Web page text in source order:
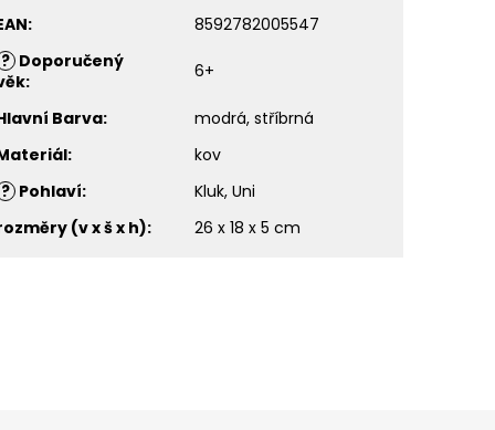
:
8592782005547
? Doporučený
: 6+
Barva:
modrá, stříbrná
:
kov
? Pohlaví:
Kluk, Uni
(v x š x h): 26 x 18 x 5 cm